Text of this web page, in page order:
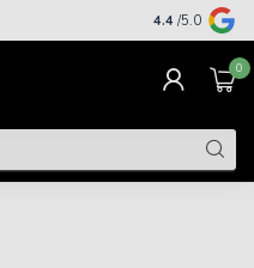
Kostenloser
€
4.4 /5.0
0